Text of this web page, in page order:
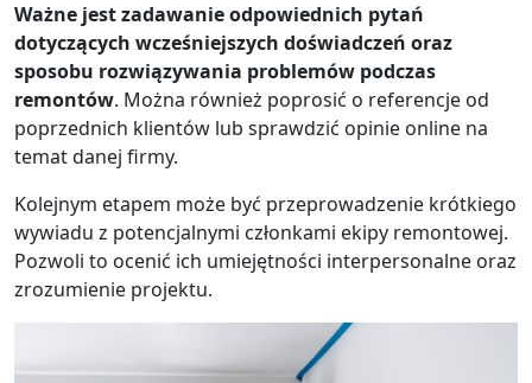
Ważne jest zadawanie odpowiednich pytań
dotyczących wcześniejszych doświadczeń oraz
sposobu rozwiązywania problemów podczas
remontów. Można również poprosić o referencje od
poprzednich klientów lub sprawdzić opinie online na
temat danej firmy.
Kolejnym etapem może być przeprowadzenie krótkiego
wywiadu z potencjalnymi członkami ekipy remontowej.
Pozwoli to ocenić ich umiejętności interpersonalne oraz
zrozumienie projektu.